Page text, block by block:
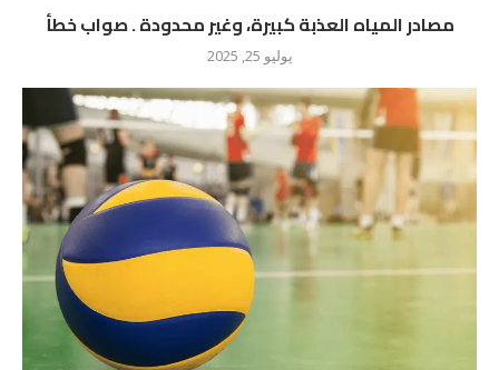
مصادر المياه العذبة كبيرة، وغير محدودة . صواب خطأ
يوليو 25, 2025